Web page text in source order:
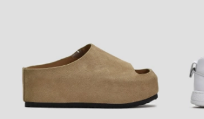
0 (993) 58-60-56
0 (933) 35-59-12
0 (973) 89-43-98